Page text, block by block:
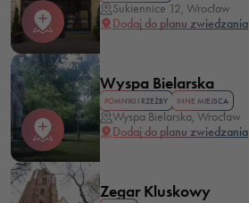
Sukiennice 12, Wrocław
Dodaj do planu zwiedzania
Wyspa Bielarska
POMNIKI I RZEŹBY INNE MIEJSCA
Wyspa Bielarska, Wrocław
Dodaj do planu zwiedzania
Zegar Kluskowy